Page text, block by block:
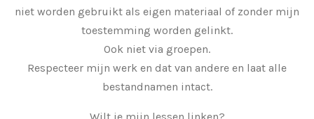
niet worden gebruikt als eigen materiaal of zonder mijn
toestemming worden gelinkt.
Ook niet via groepen.
Respecteer mijn werk en dat van andere en laat alle
bestandnamen intact.